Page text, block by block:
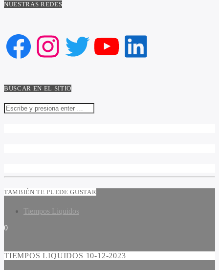
NUESTRAS REDES
Facebook
Instagram
Twitter
YouTube
LinkedIn
BUSCAR EN EL SITIO
TAMBIÉN TE PUEDE GUSTAR
Tiempos Liquidos
0
TIEMPOS LIQUIDOS 10-12-2023